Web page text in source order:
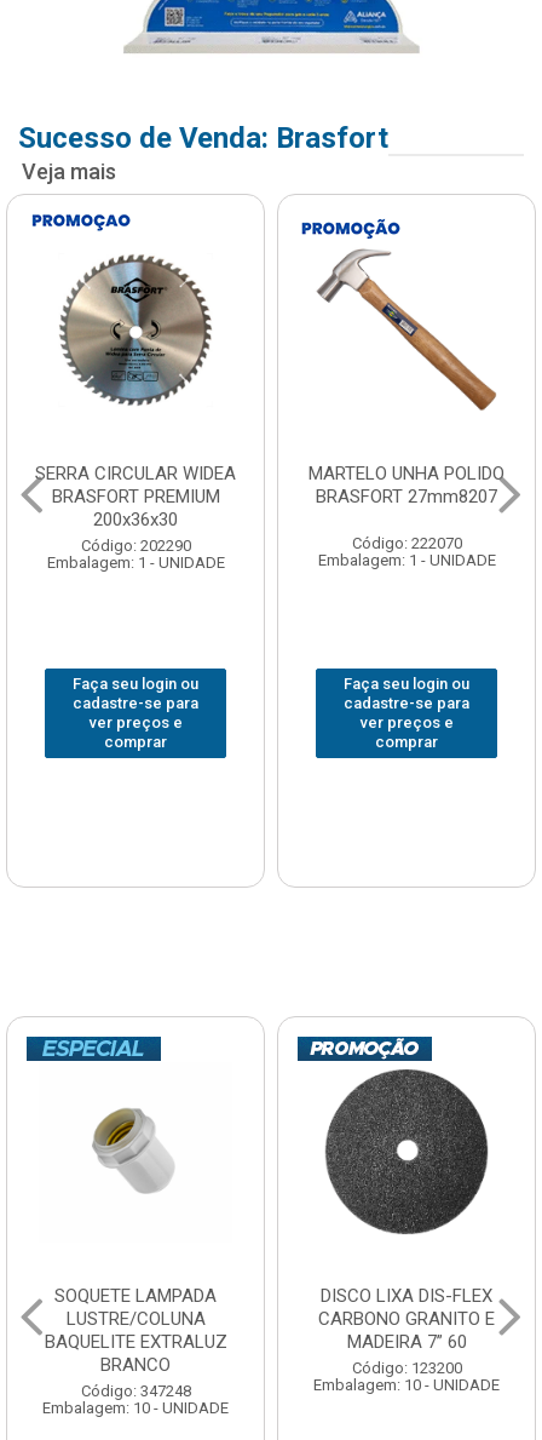
Sucesso de Venda: Brasfort
Veja mais
SERRA CIRCULAR WIDEA
BRASFORT PREMIUM
200x36x30
Código: 202290
Embalagem: 1 - UNIDADE
Faça seu login ou
cadastre-se para
ver preços e
comprar
MARTELO UNHA POLIDO
BRASFORT 27mm8207
Código: 222070
Embalagem: 1 - UNIDADE
Faça seu login ou
cadastre-se para
ver preços e
comprar
SOQUETE LAMPADA
LUSTRE/COLUNA
BAQUELITE EXTRALUZ
BRANCO
Código: 347248
Embalagem: 10 - UNIDADE
DISCO LIXA DIS-FLEX
CARBONO GRANITO E
MADEIRA 7” 60
Código: 123200
Embalagem: 10 - UNIDADE